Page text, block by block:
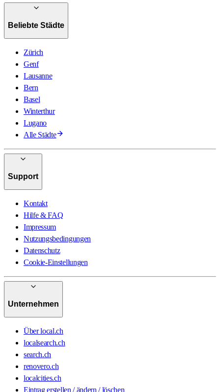
Beliebte Städte
Zürich
Genf
Lausanne
Bern
Basel
Winterthur
Lugano
Alle Städte
Support
Kontakt
Hilfe & FAQ
Impressum
Nutzungsbedingungen
Datenschutz
Cookie-Einstellungen
Unternehmen
Über local.ch
localsearch.ch
search.ch
renovero.ch
localcities.ch
Eintrag erstellen / ändern / löschen